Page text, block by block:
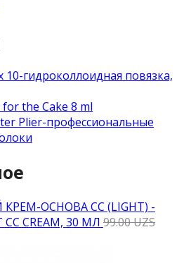
10-гидроколлоидная повязка,
the Cake 8 ml
Plier-профессиональные
ОСНОВА CC (LIGHT) -
CC CREAM, 30 МЛ 99.00UZS